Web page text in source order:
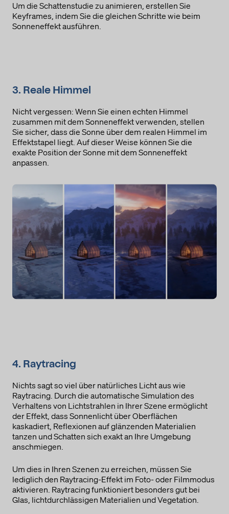
Um die Schattenstudie zu animieren, erstellen Sie
Keyframes, indem Sie die gleichen Schritte wie beim
Sonneneffekt ausführen.
3. Reale Himmel
Nicht vergessen: Wenn Sie einen echten Himmel
zusammen mit dem Sonneneffekt verwenden, stellen
Sie sicher, dass die Sonne über dem realen Himmel im
Effektstapel liegt. Auf dieser Weise können Sie die
exakte Position der Sonne mit dem Sonneneffekt
anpassen.
4. Raytracing
Nichts sagt so viel über natürliches Licht aus wie
Raytracing. Durch die automatische Simulation des
Verhaltens von Lichtstrahlen in Ihrer Szene ermöglicht
der Effekt, dass Sonnenlicht über Oberflächen
kaskadiert, Reflexionen auf glänzenden Materialien
tanzen und Schatten sich exakt an Ihre Umgebung
anschmiegen.
Um dies in Ihren Szenen zu erreichen, müssen Sie
lediglich den Raytracing-Effekt im Foto- oder Filmmodus
aktivieren. Raytracing funktioniert besonders gut bei
Glas, lichtdurchlässigen Materialien und Vegetation.